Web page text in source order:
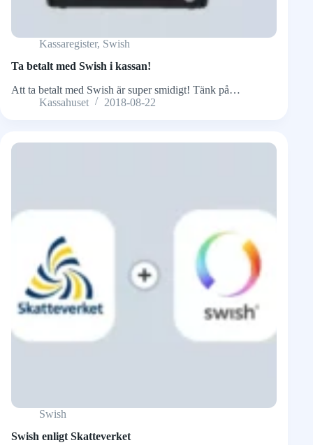
Kassaregister, Swish
Ta betalt med Swish i kassan!
Att ta betalt med Swish är super smidigt! Tänk på…
Kassahuset
2018-08-22
Swish
Swish enligt Skatteverket